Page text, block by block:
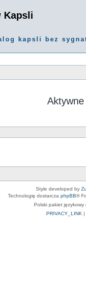
Kapsli
kapsli bez
Style developed by
Technologię dostarcza phpBB®
Polski pakiet językowy
PRIVACY_LINK |